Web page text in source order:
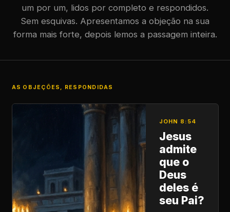
um por um, lidos por completo e respondidos.
Sem esquivas. Apresentamos a objeção na sua
forma mais forte, depois lemos a passagem inteira.
AS OBJEÇÕES, RESPONDIDAS
JOHN 8:54
Jesus
admite
que o
Deus
deles é
seu Pai?